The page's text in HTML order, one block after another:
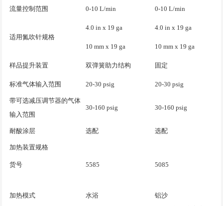
流量控制范围 0-10 L/min 0-10 L/min
适用氮吹针规格
4.0 in x 19 ga 4.0 in x 19 ga
10 mm x 19 ga 10 mm x 19 ga
样品提升装置 双弹簧助力结构 固定
标准气体输入范围 20-30 psig 20-30 psig
带可选减压调节器的气体
输入范围
30-160 psig 30-160 psig
耐酸涂层 选配 选配
加热装置规格
货号 5585 5085
加热模式 水浴
铝沙